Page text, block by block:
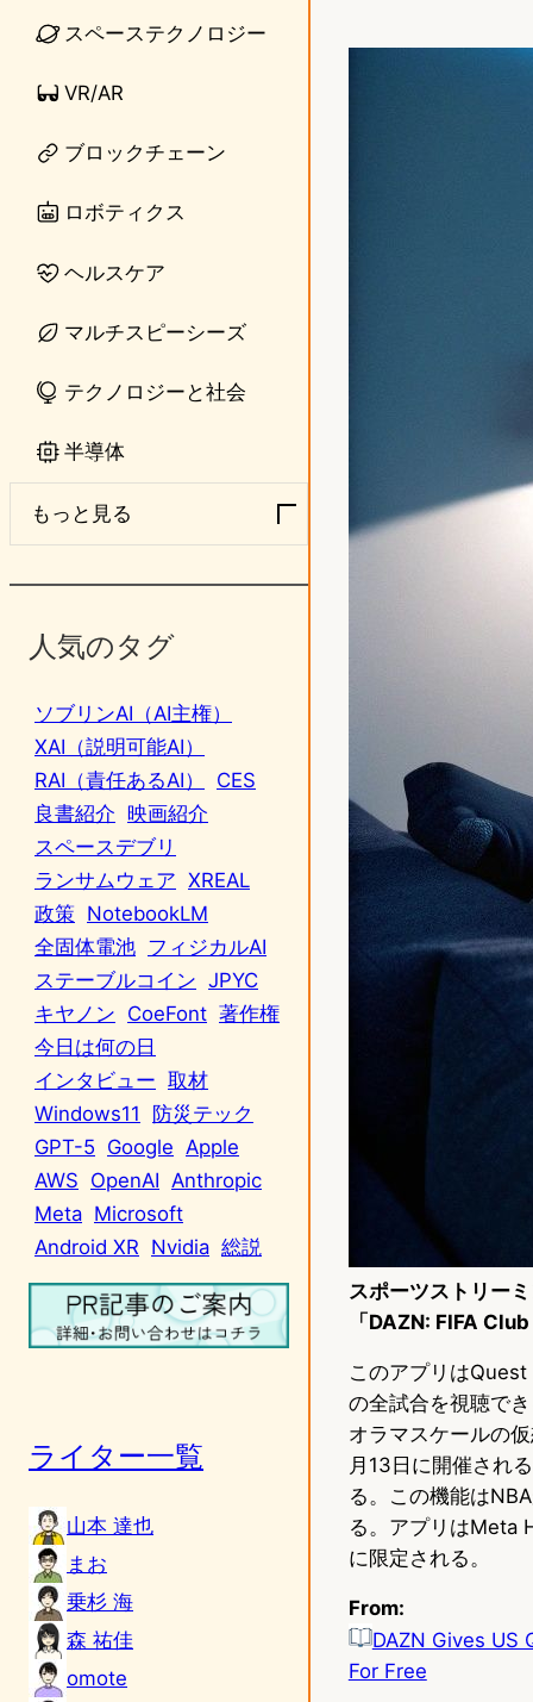
スペーステクノロジー
VR/AR
ブロックチェーン
ロボティクス
ヘルスケア
マルチスピーシーズ
テクノロジーと社会
半導体
もっと見る
人気のタグ
ソブリンAI（AI主権）
XAI（説明可能AI）
RAI（責任あるAI）
CES
良書紹介 映画紹介
スペースデブリ
ランサムウェア XREAL
政策 NotebookLM
全固体電池 フィジカルAI
ステーブルコイン JPYC
キヤノン CoeFont 著作権
今日は何の日
インタビュー 取材
Windows11
防災テック
GPT-5 Google Apple
AWS OpenAI Anthropic
Meta Microsoft
Android XR Nvidia 総説
ライター一覧
山本 達也
まお
乗杉 海
森 祐佳
omote
スポーツストリー
「DAZN: FIFA
このアプリは
の全試合を視聴で
オラマスケールの
月13日に開催され
る。この機能は
る。アプリはMeta
に限定される。
From:
DAZN Gives US
For Free